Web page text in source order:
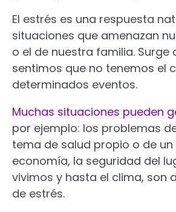
El estrés es una respuesta
situaciones que amenazan
o el de nuestra familia. Surge
sentimos que no tenemos el
determinados eventos.
Muchas situaciones pueden
por ejemplo: los problemas
tema de salud propio o de
economía, la seguridad del
vivimos y hasta el clima, son
de estrés.